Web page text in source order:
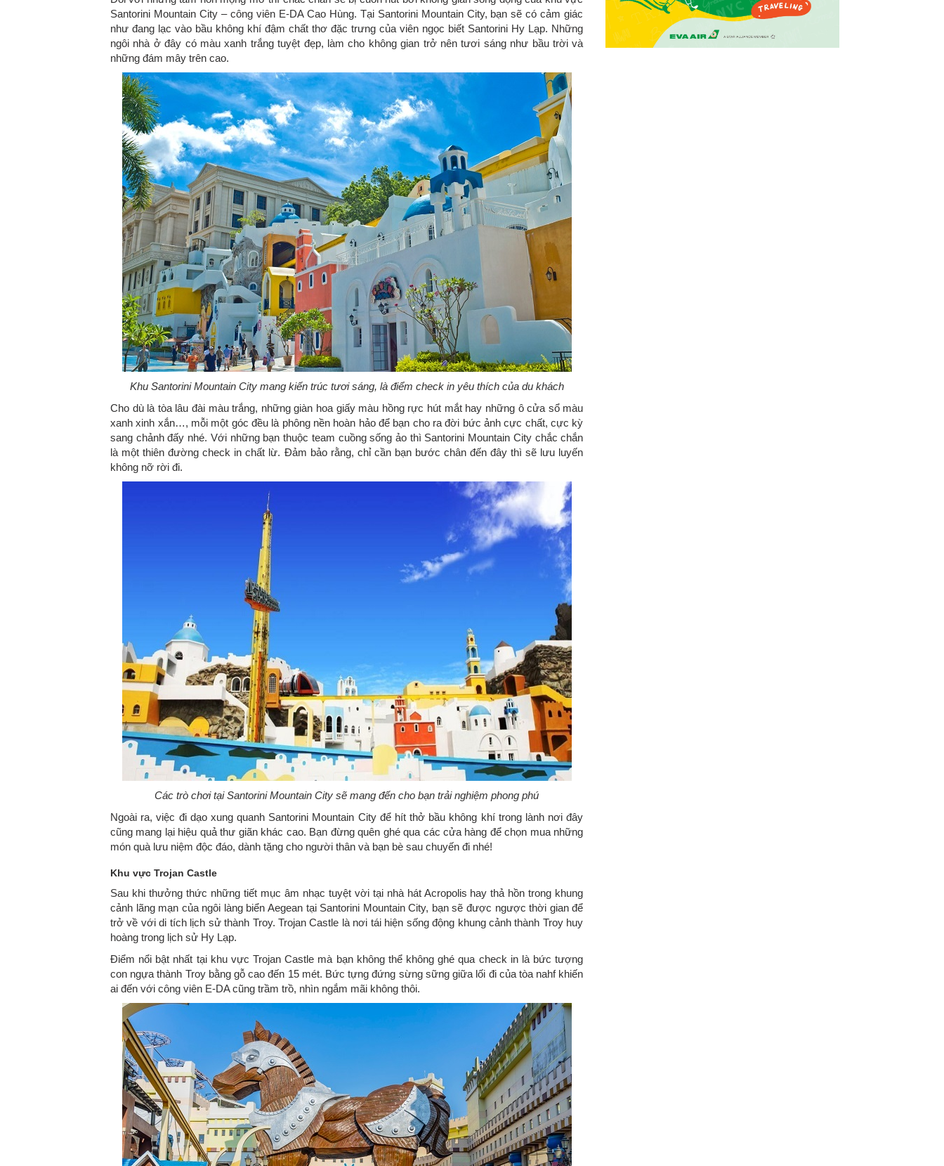
Santorini Mountain City – công viên E-DA Cao Hùng. Tại Santorini Mountain City, bạn sẽ có cảm giác
như đang lạc vào bầu không khí đậm chất thơ đặc trưng của viên ngọc biết Santorini Hy Lạp. Những
ngôi nhà ở đây có màu xanh trắng tuyệt đẹp, làm cho không gian trở nên tươi sáng như bầu trời và
những đám mây trên cao.
Khu Santorini Mountain City mang kiến trúc tươi sáng, là điểm check in yêu thích của du khách
Cho dù là tòa lâu đài màu trắng, những giàn hoa giấy màu hồng rực hút mắt hay những ô cửa sổ màu
xanh xinh xắn…, mỗi một góc đều là phông nền hoàn hảo để bạn cho ra đời bức ảnh cực chất, cực kỳ
sang chảnh đấy nhé. Với những bạn thuộc team cuồng sống ảo thì Santorini Mountain City chắc chắn
là một thiên đường check in chất lừ. Đảm bảo rằng, chỉ cần bạn bước chân đến đây thì sẽ lưu luyến
không nỡ rời đi.
Các trò chơi tại Santorini Mountain City sẽ mang đến cho bạn trải nghiệm phong phú
Ngoài ra, việc đi dạo xung quanh Santorini Mountain City để hít thở bầu không khí trong lành nơi đây
cũng mang lại hiệu quả thư giãn khác cao. Bạn đừng quên ghé qua các cửa hàng để chọn mua những
món quà lưu niệm độc đáo, dành tặng cho người thân và bạn bè sau chuyến đi nhé!
Khu vực Trojan Castle
Sau khi thưởng thức những tiết mục âm nhạc tuyệt vời tại nhà hát Acropolis hay thả hồn trong khung
cảnh lãng mạn của ngôi làng biển Aegean tại Santorini Mountain City, bạn sẽ được ngược thời gian để
trở về với di tích lịch sử thành Troy. Trojan Castle là nơi tái hiện sống động khung cảnh thành Troy huy
hoàng trong lịch sử Hy Lạp.
Điểm nổi bật nhất tại khu vực Trojan Castle mà bạn không thể không ghé qua check in là bức tượng
con ngựa thành Troy bằng gỗ cao đến 15 mét. Bức tựng đứng sừng sững giữa lối đi của tòa nahf khiến
ai đến với công viên E-DA cũng trầm trồ, nhìn ngắm mãi không thôi.